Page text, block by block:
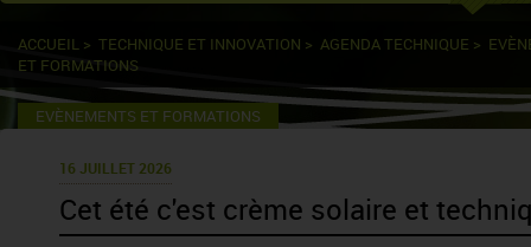
ACCUEIL > TECHNIQUE ET INNOVATION > AGENDA TECHNIQUE >
ET FORMATIONS
EVÈNEMENTS ET FORMATIONS
16 JUILLET 2026
Cet été c'est crème solaire et